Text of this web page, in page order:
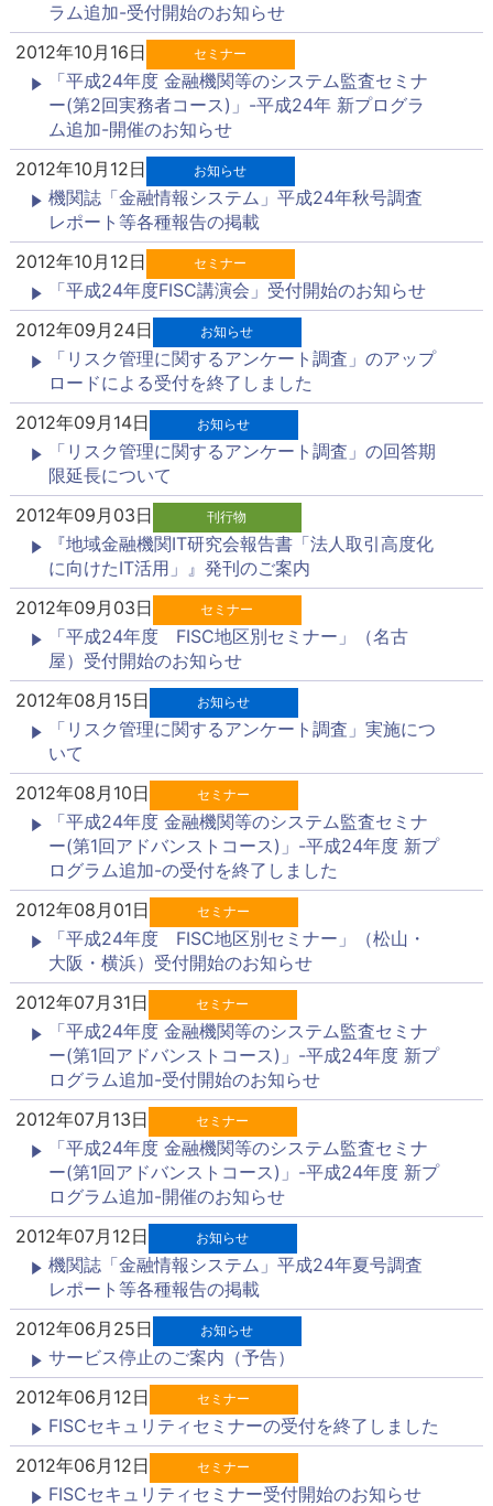
ラム追加-受付開始のお知らせ
2012年10月16日
セミナー
「平成24年度 金融機関等のシステム監査セミナ
ー(第2回実務者コース)」-平成24年 新プログラ
ム追加-開催のお知らせ
2012年10月12日
お知らせ
機関誌「金融情報システム」平成24年秋号調査
レポート等各種報告の掲載
2012年10月12日
セミナー
「平成24年度FISC講演会」受付開始のお知らせ
2012年09月24日
お知らせ
「リスク管理に関するアンケート調査」のアップ
ロードによる受付を終了しました
2012年09月14日
お知らせ
「リスク管理に関するアンケート調査」の回答期
限延長について
2012年09月03日
刊行物
『地域金融機関IT研究会報告書「法人取引高度化
に向けたIT活用」』発刊のご案内
2012年09月03日
セミナー
「平成24年度 FISC地区別セミナー」（名古
屋）受付開始のお知らせ
2012年08月15日
お知らせ
「リスク管理に関するアンケート調査」実施につ
いて
2012年08月10日
セミナー
「平成24年度 金融機関等のシステム監査セミナ
ー(第1回アドバンストコース)」-平成24年度 新プ
ログラム追加-の受付を終了しました
2012年08月01日
セミナー
「平成24年度 FISC地区別セミナー」（松山・
大阪・横浜）受付開始のお知らせ
2012年07月31日
セミナー
「平成24年度 金融機関等のシステム監査セミナ
ー(第1回アドバンストコース)」-平成24年度 新プ
ログラム追加-受付開始のお知らせ
2012年07月13日
セミナー
「平成24年度 金融機関等のシステム監査セミナ
ー(第1回アドバンストコース)」-平成24年度 新プ
ログラム追加-開催のお知らせ
2012年07月12日
お知らせ
機関誌「金融情報システム」平成24年夏号調査
レポート等各種報告の掲載
2012年06月25日
お知らせ
サービス停止のご案内（予告）
2012年06月12日
セミナー
FISCセキュリティセミナーの受付を終了しました
2012年06月12日
セミナー
FISCセキュリティセミナー受付開始のお知らせ